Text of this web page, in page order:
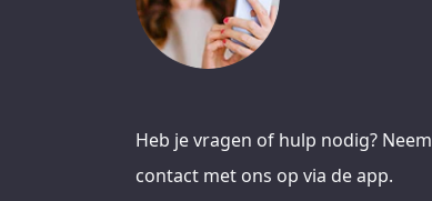
Heb je vragen of hulp nodig? Neem
contact met ons op via de app.